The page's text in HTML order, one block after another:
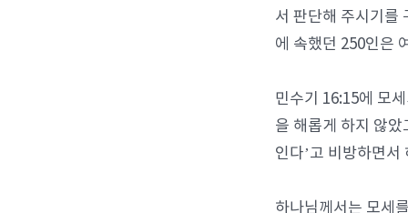
서 판단해 주시기를
에 속했던 250인은
민수기 16:15에 모
을 해롭게 하지 않
인다’고 비방하면
하나님께서는 모세